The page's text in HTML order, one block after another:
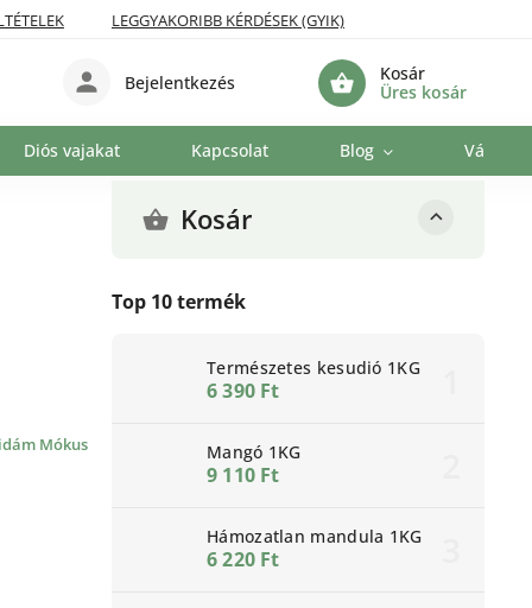
LEGGYAKORIBB KÉRDÉSEK (GYIK)
Kosár
Üres kosár
Bejelentkezés
Diós vajakat Kapcsolat Blog
Kosár
Top 10 termék
Természetes kesudió 1KG
6 390 Ft
Mangó 1KG
9 110 Ft
Hámozatlan mandula 1KG
6 220 Ft
Mókus